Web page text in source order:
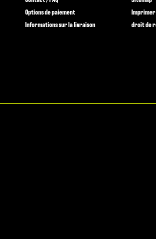
Options de paiement
Informations sur la livraison
Imprimer
droit de